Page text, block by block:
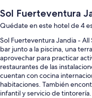
Sol Fuerteventura
Quédate en este hotel de 4
Sol Fuerteventura Jandia -
bar junto a la piscina, una
aprovechar para practicar
restaurantes de las
cuentan con cocina
habitaciones. También
infantil y servicio de tintorería.